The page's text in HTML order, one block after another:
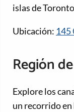
islas de
Ubicación: 145
Región
Explore los
un recorrido